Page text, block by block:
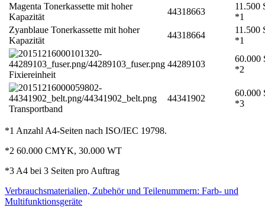
Magenta Tonerkassette mit hoher
Kapazität
44318663
11.500
*1
Zyanblaue Tonerkassette mit hoher
Kapazität
44318664
11.500
*1
Fixiereinheit
44289103
60.000
*2
Transportband
44341902
60.000
*3
*1 Anzahl A4-Seiten nach ISO/IEC 19798.
*2 60.000 CMYK, 30.000 WT
*3 A4 bei 3 Seiten pro Auftrag
Verbrauchsmaterialien, Zubehör und Teilenummern: Farb- und
Multifunktionsgeräte